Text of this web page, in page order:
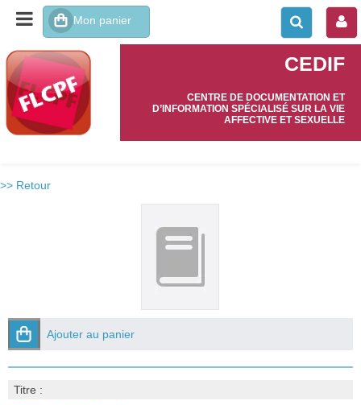
CEDIF
CENTRE DE DOCUMENTATION ET
D’INFORMATION SPÉCIALISÉ SUR LA VIE
AFFECTIVE ET SEXUELLE
>> Retour
Ajouter au panier
Titre :